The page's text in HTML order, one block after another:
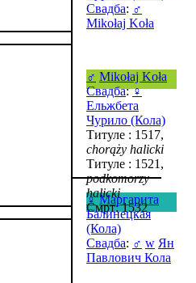
Свадба: ♂
Mikołaj Koła
♂ Mikołaj Koła
Свадба:♀
Ельжбета
Чурило (Кола)
Титуле : 1517,
chorąży halicki
Титуле : 1521,
podkomorzy
halicki
Смрт: 1532
♀ Маргарита
Балинецкая
(Кола)
Свадба: ♂ w Ян
Павлович Кола